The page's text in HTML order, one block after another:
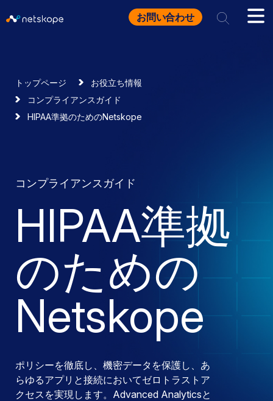
お問い合わせ
トップページ
お役立ち情報
コンプライアンスガイド
HIPAA準拠のためのNetskope
コンプライアンスガイド
HIPAA準拠
のための
Netskope
ポリシーを徹底し、機密データを保護し、あ
らゆるアプリと接続においてゼロトラストア
クセスを実現します。Advanced Analyticsと